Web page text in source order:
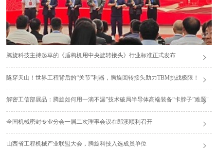
腾旋科技主持起草的《盾构机用中央旋转接头》行业标准正式发布
隧穿天山！世界工程背后的“关节”利器，腾旋回转接头助力TBM挑战极限！
解密工信部展品：腾旋如何用一滴不漏"技术破局半导体高端装备“卡脖子”难题"
全国机械密封专业分会一届二次理事会议在郎溪顺利召开
山西省工程机械产业联盟大会，腾旋科技入选成员单位